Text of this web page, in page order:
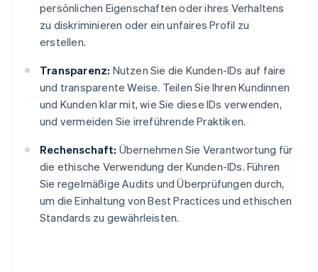
persönlichen Eigenschaften oder ihres Verhaltens
zu diskriminieren oder ein unfaires Profil zu
erstellen.
Transparenz: Nutzen Sie die Kunden-IDs auf faire
und transparente Weise. Teilen Sie Ihren Kundinnen
und Kunden klar mit, wie Sie diese IDs verwenden,
und vermeiden Sie irreführende Praktiken.
Rechenschaft: Übernehmen Sie Verantwortung für
die ethische Verwendung der Kunden-IDs. Führen
Sie regelmäßige Audits und Überprüfungen durch,
um die Einhaltung von Best Practices und ethischen
Standards zu gewährleisten.